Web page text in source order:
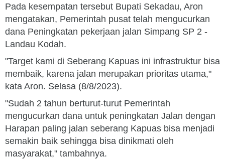
Pada kesempatan tersebut Bupati Sekadau, Aron
mengatakan, Pemerintah pusat telah mengucurkan
dana Peningkatan pekerjaan jalan Simpang SP 2 -
Landau Kodah.
"Target kami di Seberang Kapuas ini infrastruktur bisa
membaik, karena jalan merupakan prioritas utama,"
kata Aron. Selasa (8/8/2023).
"Sudah 2 tahun berturut-turut Pemerintah
mengucurkan dana untuk peningkatan Jalan dengan
Harapan paling jalan seberang Kapuas bisa menjadi
semakin baik sehingga bisa dinikmati oleh
masyarakat," tambahnya.